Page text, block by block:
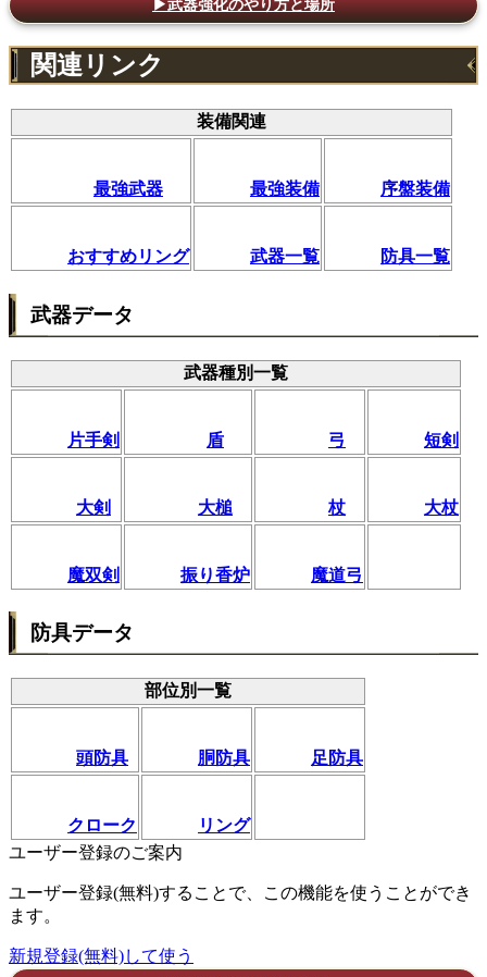
▶武器強化のやり方と場所
関連リンク
装備関連
最強武器 最強装備 序盤装備
おすすめリング 武器一覧 防具一覧
武器データ
武器種別一覧
片手剣 盾 弓 短剣
大剣 大槌 杖 大杖
魔双剣 振り香炉 魔道弓
防具データ
部位別一覧
頭防具 胴防具 足防具
クローク
リング
ユーザー登録のご案内
ユーザー登録(無料)することで、この機能を使うことができ
ます。
新規登録(無料)して使う